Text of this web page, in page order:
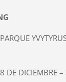
– 3ª